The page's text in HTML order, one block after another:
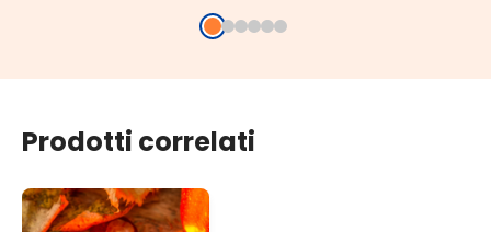
Prodotti correlati